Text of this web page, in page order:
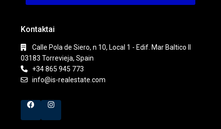
Kontaktai
Calle Pola de Siero, n 10, Local 1 - Edif. Mar Baltico II
03183 Torrevieja, Spain
+34 865 945 773
info@is-realestate.com